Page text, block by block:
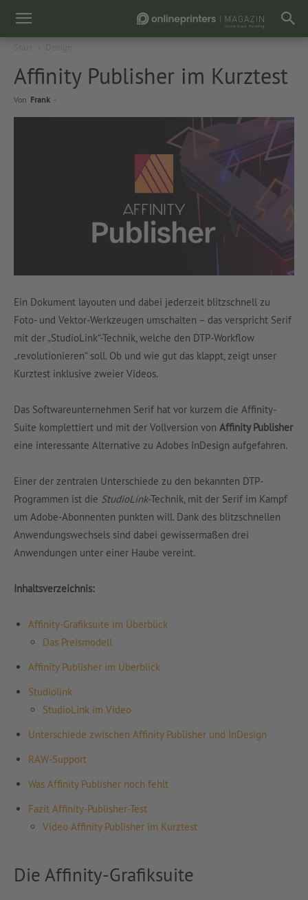
Affinity Publisher im Kurztest
Von Frank -
Ein Dokument layouten und dabei jederzeit blitzschnell zu
Foto- und Vektor-Werkzeugen umschalten – das verspricht Serif
mit der „StudioLink“-Technik, welche den DTP-Workflow
„revolutionieren“ soll. Ob und wie gut das klappt, zeigt unser
Kurztest inklusive zweier Videos.
Das Softwareunternehmen Serif hat vor kurzem die Affinity-
Suite komplettiert und mit der Vollversion von Affinity Publisher
eine interessante Alternative zu Adobes InDesign aufgefahren.
Einer der zentralen Unterschiede zu den bekannten DTP-
Programmen ist die StudioLink-Technik, mit der Serif im Kampf
um Adobe-Abonnenten punkten will. Dank des blitzschnellen
Anwendungswechsels sind dabei gewissermaßen drei
Anwendungen unter einer Haube vereint.
Inhaltsverzeichnis:
Affinity-Grafiksuite im Überblick
Das Preismodell
Affinity Publisher im Überblick
Studiolink
StudioLink im Video
Unterschiede zwischen Affinity Publisher und InDesign
RAW-Support
Was Affinity Publisher noch fehlt
Fazit Affinity-Publisher-Test
Video Affinity Publisher im Kurztest
Die Affinity-Grafiksuite